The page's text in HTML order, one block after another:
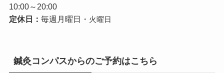
10:00～20:00
定休日： 毎週月曜日・ 火曜日
鍼灸コンパスからのご予約はこちら